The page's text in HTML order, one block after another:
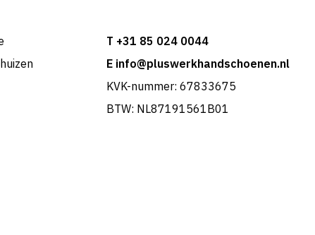
T +31 85 024 0044
E info@pluswerkhandschoenen.nl
KVK-nummer: 67833675
BTW: NL87191561B01